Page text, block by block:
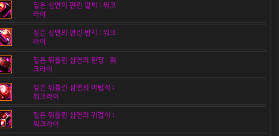
짙은 심연의 편린 팔찌 : 워크
라이
짙은 심연의 편린 반지 : 워크
라이
짙은 뒤틀린 심연의 완장 : 워
크라이
짙은 뒤틀린 심연의 마법석 :
워크라이
짙은 뒤틀린 심연의 귀걸이 :
워크라이